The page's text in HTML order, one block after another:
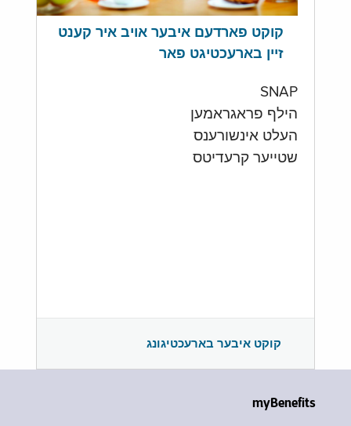
קוקט פארדעם איבער אויב איר קענט
זיין בארעכטיגט פאר
SNAP
הילף פראגראמען
העלט אינשורענס
שטייער קרעדיטס
קוקט איבער בארעכטיגונג
myBenefits